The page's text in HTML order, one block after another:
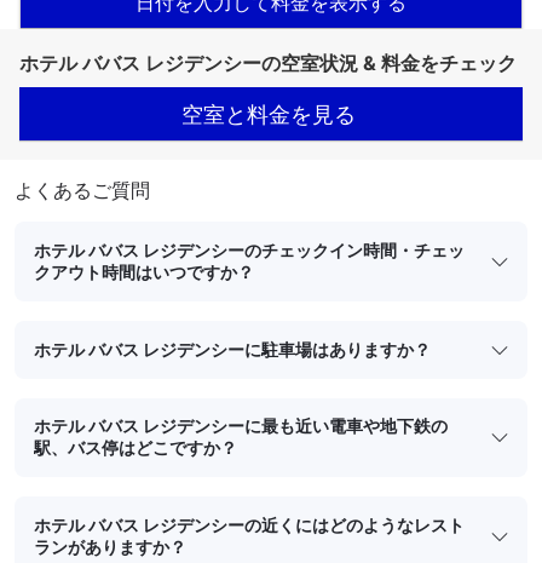
ホテル ババス レジデンシーの空室状況 & 料金をチェック
空室と料金を見る
よくあるご質問
ホテル ババス レジデンシーのチェックイン時間・チェッ
クアウト時間はいつですか？
ホテル ババス レジデンシーに駐車場はありますか？
ホテル ババス レジデンシーに最も近い電車や地下鉄の
駅、バス停はどこですか？
ホテル ババス レジデンシーの近くにはどのようなレスト
ランがありますか？